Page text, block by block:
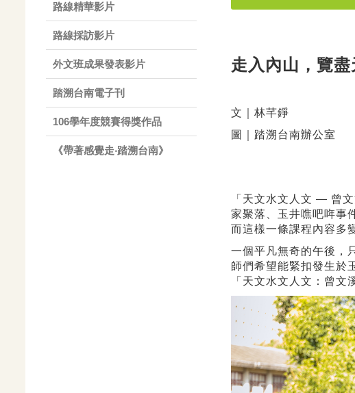
路線精華影片
路線採訪影片
外文班成果發表影片
踏溯台南電子刊
106學年度競賽得獎作品
《帶著感覺走‧踏溯台南》
走入內山，覽盡
文｜林芊錚
圖｜踏溯台南辦公室
「天文水文人文 — 曾
家聚落、玉井噍吧哖事
而這樣一條課程內容多
一個平凡無奇的午後，
師們希望能緊扣發生於
「天文水文人文：曾文